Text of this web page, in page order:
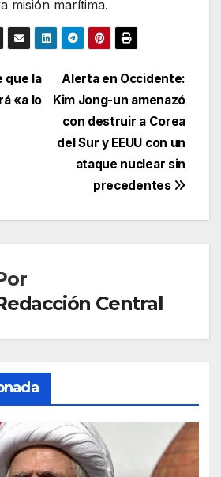
misión marítima.
Alerta en Occidente:
Kim Jong-un amenazó
con destruir a Corea
del Sur y EEUU con un
ataque nuclear sin
precedentes
que la
«a lo
Central